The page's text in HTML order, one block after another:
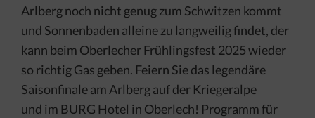
Arlberg noch nicht genug zum Schwitzen kommt
und Sonnenbaden alleine zu langweilig findet, der
kann beim Oberlecher Frühlingsfest 2025 wieder
so richtig Gas geben. Feiern Sie das legendäre
Saisonfinale am Arlberg auf der Kriegeralpe
und im BURG Hotel in Oberlech! Programm für